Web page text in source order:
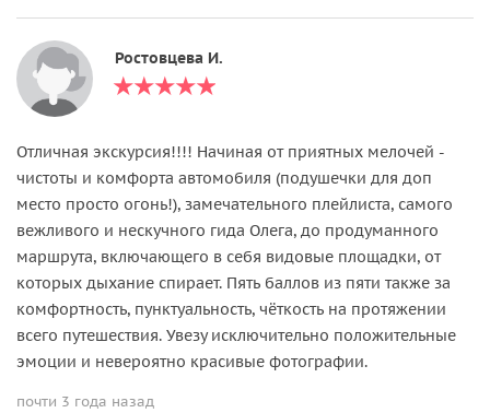
Ростовцева И.
Отличная экскурсия!!!! Начиная от приятных мелочей -
чистоты и комфорта автомобиля (подушечки для доп
место просто огонь!), замечательного плейлиста, самого
вежливого и нескучного гида Олега, до продуманного
маршрута, включающего в себя видовые площадки, от
которых дыхание спирает. Пять баллов из пяти также за
комфортность, пунктуальность, чёткость на протяжении
всего путешествия. Увезу исключительно положительные
эмоции и невероятно красивые фотографии.
почти 3 года назад